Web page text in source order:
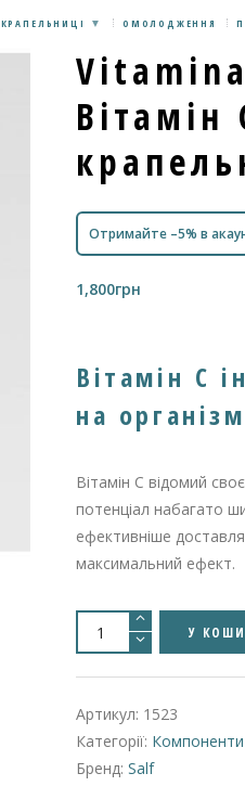
КРАПЕЛЬНИЦІ ОМОЛОДЖЕННЯ
Вітамін
Отримайте –5% в
1,800грн
Вітамін С
на організм
Вітамін С відомий
потенціал набагато
ефективніше
максимальний ефект.
Vitamina
1000
5ml
С
для
крапельниць
кількість
У
Артикул: 1523
Категорії:
Бренд: Salf